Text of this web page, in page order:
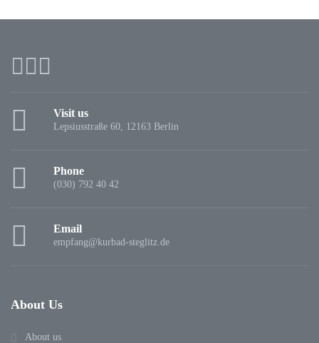
Visit us
Lepsiusstraße 60, 12163 Berlin
Phone
(030) 792 40 42
Email
empfang@kurbad-steglitz.de
About Us
About us